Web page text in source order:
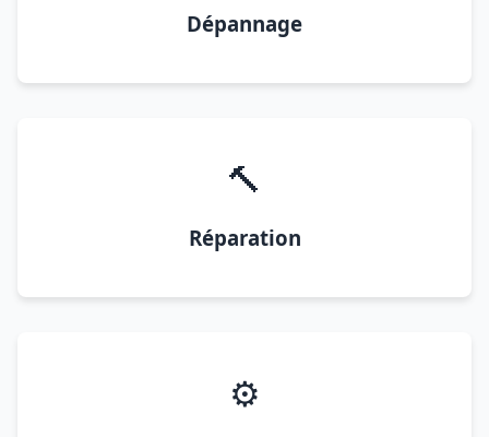
Dépannage
🔨
Réparation
⚙️